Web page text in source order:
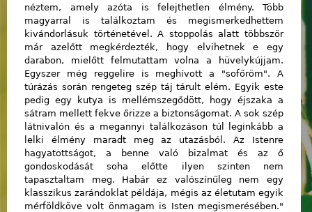
néztem, amely azóta is felejthetlen élmény. Több
magyarral is találkoztam és megismerkedhettem
kivándorlásuk történetével. A stoppolás alatt többször
már azelőtt megkérdezték, hogy elvihetnek e egy
darabon, mielőtt felmutattam volna a hüvelykújjam.
Egyszer még reggelire is meghívott a "sofőröm". A
túrázás során rengeteg szép táj tárult elém. Egyik este
pedig egy kutya is mellémszegődött, hogy éjszaka a
sátram mellett fekve őrizze a biztonságomat. A sok szép
látnivalón és a megannyi találkozáson túl leginkább a
lelki élmény maradt meg az utazásból. Az Istenre
hagyatottságot, a benne való bizalmat és az ő
gondoskodását soha előtte ilyen szinten nem
tapasztaltam meg. Habár ez valószínűleg nem egy
klasszikus zarándoklat példája, mégis az életutam egyik
mérföldköve volt önmagam is Isten megismerésében."